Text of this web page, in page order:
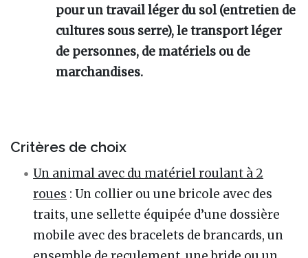
pour un travail léger du sol (entretien de
cultures sous serre), le transport léger
de personnes, de matériels ou de
marchandises.
Critères de choix
Un animal avec du matériel roulant à 2
roues : Un collier ou une bricole avec des
traits, une sellette équipée d’une dossière
mobile avec des bracelets de brancards, un